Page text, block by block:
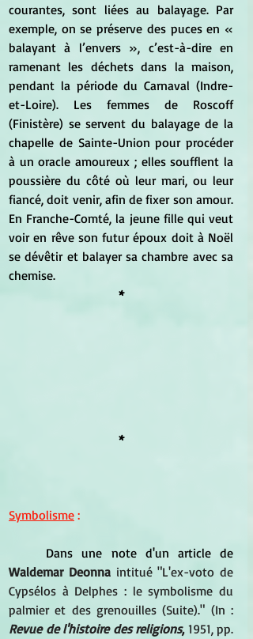
courantes, sont liées au balayage. Par
exemple, on se préserve des puces en «
balayant à l’envers », c’est-à-dire en
ramenant les déchets dans la maison,
pendant la période du Carnaval (Indre-
et-Loire). Les femmes de Roscoff
(Finistère) se servent du balayage de la
chapelle de Sainte-Union pour procéder
à un oracle amoureux ; elles soufflent la
poussière du côté où leur mari, ou leur
fiancé, doit venir, afin de fixer son amour.
En Franche-Comté, la jeune fille qui veut
voir en rêve son futur époux doit à Noël
se dévêtir et balayer sa chambre avec sa
chemise.
*
*
Symbolisme :
	Dans une note d'un article de
Waldemar Deonna intitué "L'ex-voto de
Cypsélos à Delphes : le symbolisme du
Revue de l'histoire des religions, 1951, pp.